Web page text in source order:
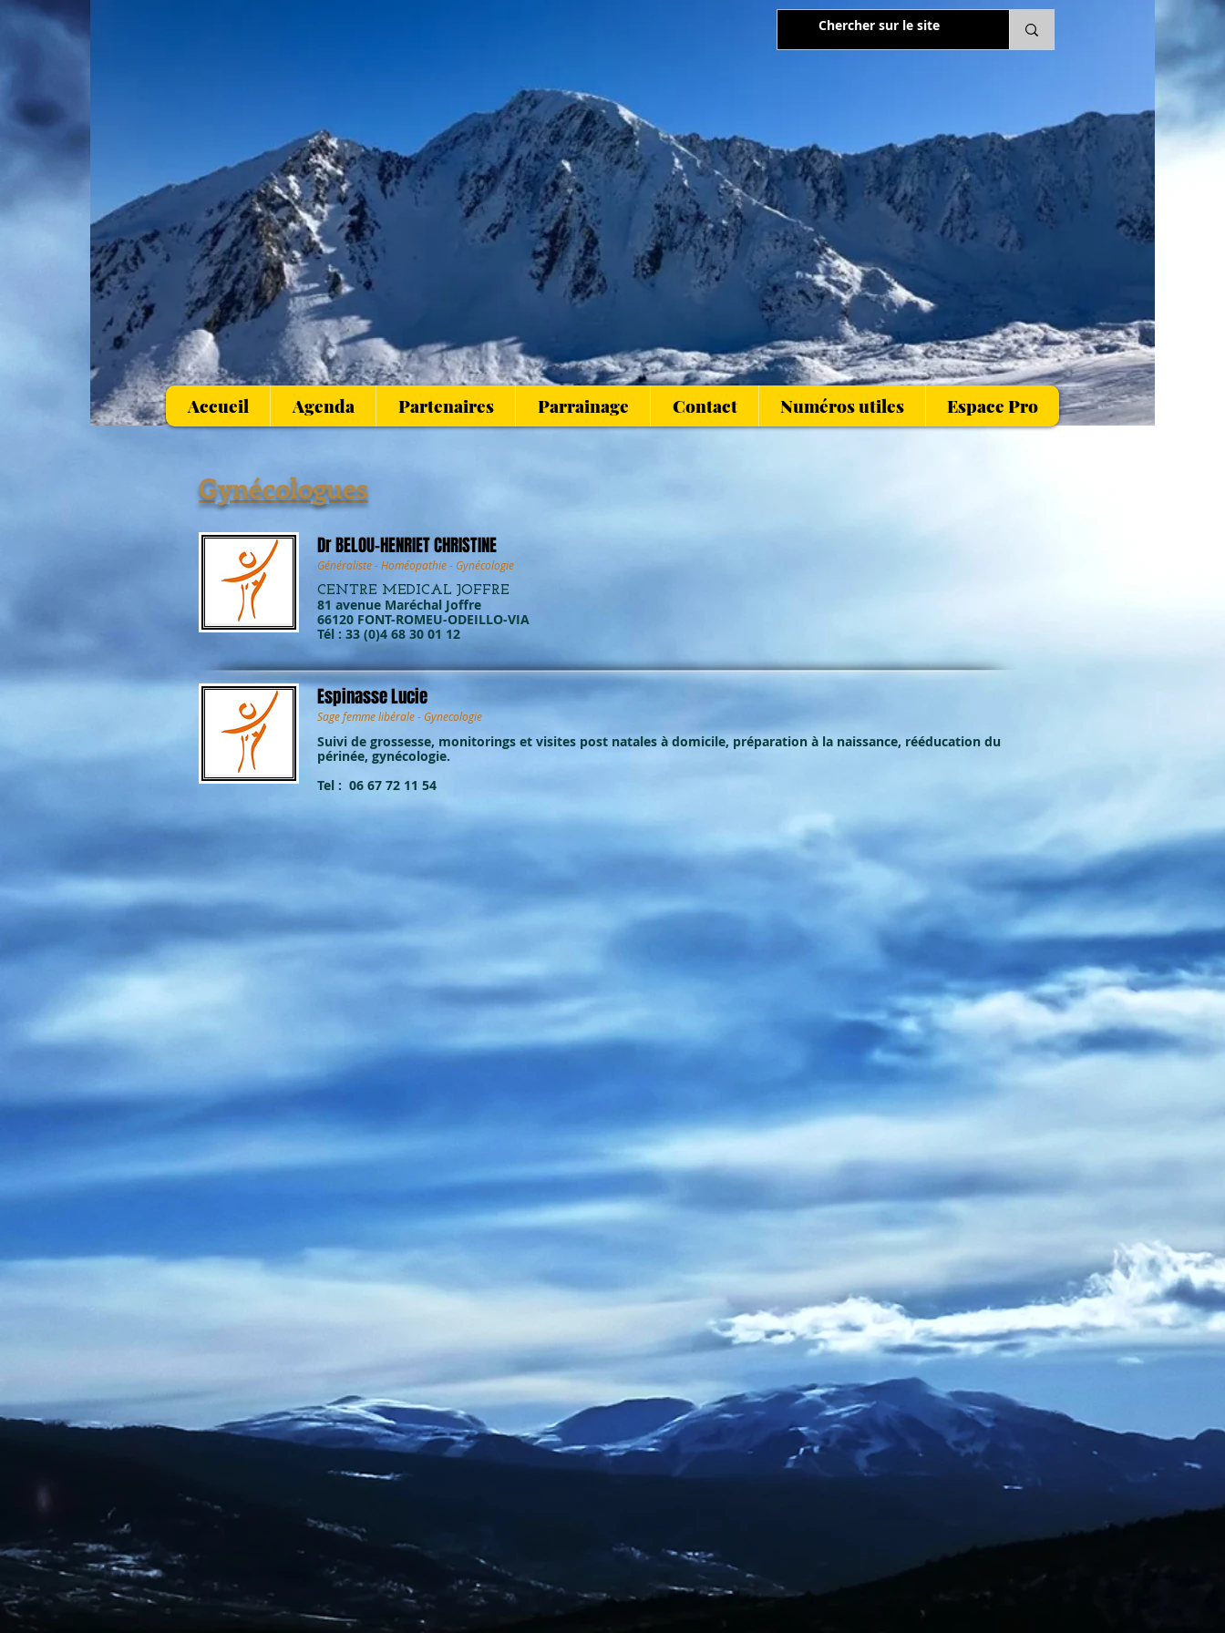
Dr BELOU-HENRIET CHRISTINE
Généraliste - Homéopathie - Gynécologie
CENTRE MEDICAL JOFFRE
81 avenue Maréchal Joffre
66120 FONT-ROMEU-ODEILLO-VIA
Tél : 33 (0)4 68 30 01 12
Espinasse Lucie
Sage femme libérale - Gynecologie
Suivi de grossesse, monitorings et visites post natales à domicile, préparation à la naissance, rééducation du
périnée, gynécologie.
Tel : 06 67 72 11 54
Gynécologues
Accueil Agenda Partenaires Parrainage Contact Numéros utiles Espace Pro